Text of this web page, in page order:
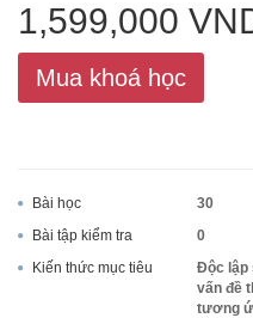
Word
1,599,000
Mua khoá học
Bài học
30
Bài tập kiểm tra
0
Kiến thức mục tiêu
Độc lập
vấn đề
tương